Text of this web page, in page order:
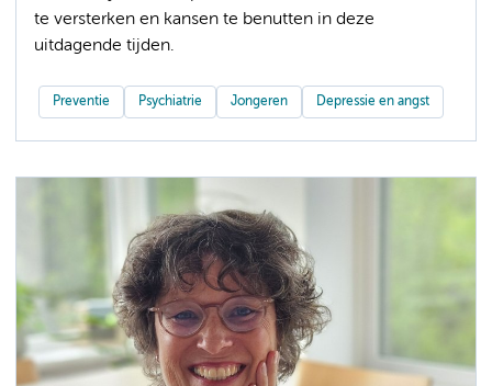
te versterken en kansen te benutten in deze
uitdagende tijden.
Preventie Psychiatrie Jongeren Depressie en angst